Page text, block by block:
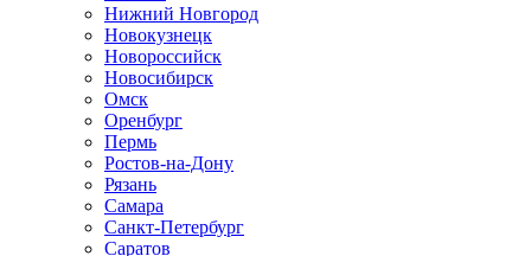
Нижний Новгород
Новокузнецк
Новороссийск
Новосибирск
Омск
Оренбург
Пермь
Ростов-на-Дону
Рязань
Самара
Санкт-Петербург
Саратов